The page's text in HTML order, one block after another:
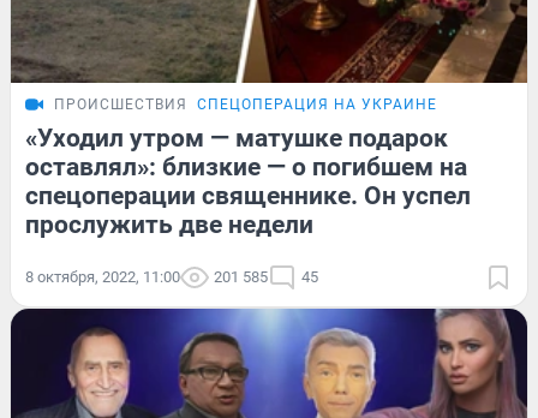
ПРОИСШЕСТВИЯ СПЕЦОПЕРАЦИЯ НА УКРАИНЕ
«Уходил утром — матушке подарок
оставлял»: близкие — о погибшем на
спецоперации священнике. Он успел
прослужить две недели
8 октября, 2022, 11:00 201 585 45